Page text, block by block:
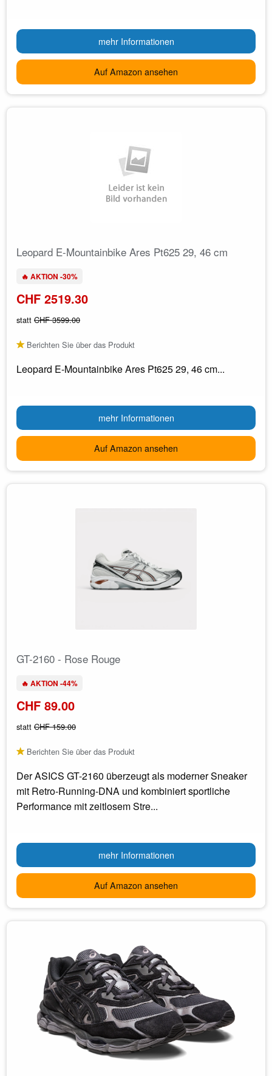
mehr Informationen
Auf Amazon ansehen
Leopard E-Mountainbike Ares Pt625 29, 46 cm
🔥 AKTION -30%
CHF 2519.30
statt CHF 3599.00
Berichten Sie über das Produkt
Leopard E-Mountainbike Ares Pt625 29, 46 cm...
mehr Informationen
Auf Amazon ansehen
GT-2160 - Rose Rouge
🔥 AKTION -44%
CHF 89.00
statt CHF 159.00
Berichten Sie über das Produkt
Der ASICS GT-2160 überzeugt als moderner Sneaker
mit Retro-Running-DNA und kombiniert sportliche
Performance mit zeitlosem Stre...
mehr Informationen
Auf Amazon ansehen